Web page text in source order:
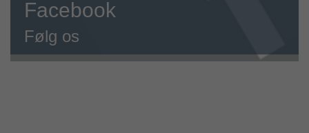
Facebook
Følg os